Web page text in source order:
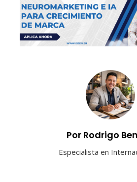
Por Rodrigo
Especialista en